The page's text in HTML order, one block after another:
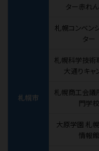
札幌市
ター赤れ
札幌コンベン
ター
札幌科学技術
大通りキャ
札幌商工会議
門学校
大原学園 札
情報館